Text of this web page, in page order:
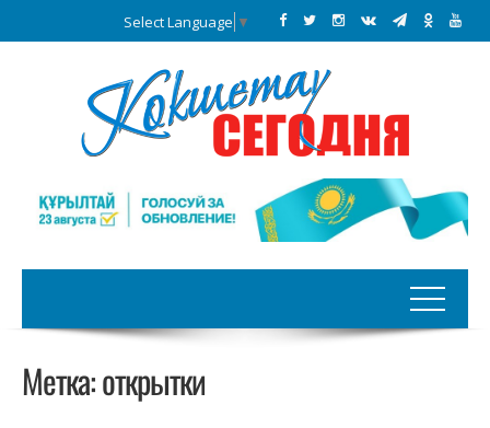
Select Language ▼
Метка:открытки